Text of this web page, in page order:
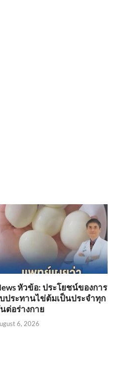
หัวข้อ: ประโยชน์ของการ
ประทานไข่ต้มเป็นประจำทุก
ต่อร่างกาย
6, 2026